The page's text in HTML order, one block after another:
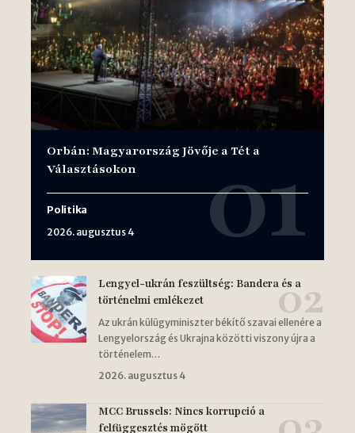
Orbán: Magyarország Jövője a Tét a
Választásokon
Politika
2026. augusztus 4
Lengyel-ukrán feszültség: Bandera és a
történelmi emlékezet
Az ukrán külügyminiszter békítő szavai ellenére a
Lengyelország és Ukrajna közötti viszony újra a
történelem…
2026. augusztus 4
MCC Brussels: Nincs korrupció a
felfüggesztés mögött